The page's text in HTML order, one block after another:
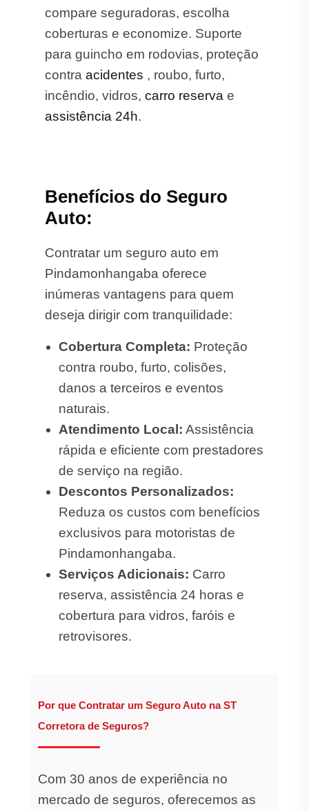
compare seguradoras, escolha
coberturas e economize. Suporte
para guincho em rodovias, proteção
contra acidentes , roubo, furto,
incêndio, vidros, carro reserva e
assistência 24h.
Benefícios do Seguro
Auto:
Contratar um seguro auto em
Pindamonhangaba oferece
inúmeras vantagens para quem
deseja dirigir com tranquilidade:
Cobertura Completa: Proteção
contra roubo, furto, colisões,
danos a terceiros e eventos
naturais.
Atendimento Local: Assistência
rápida e eficiente com prestadores
de serviço na região.
Descontos Personalizados:
Reduza os custos com benefícios
exclusivos para motoristas de
Pindamonhangaba.
Serviços Adicionais: Carro
reserva, assistência 24 horas e
cobertura para vidros, faróis e
retrovisores.
Por que Contratar um Seguro Auto na ST
Corretora de Seguros?
Com 30 anos de experiência no
mercado de seguros, oferecemos as